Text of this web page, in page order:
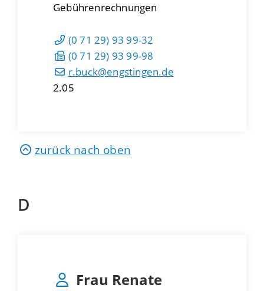
Gebührenrechnungen
(0 71 29) 93 99-32
(0 71 29) 93 99-98
r.buck@engstingen.de
2.05
zurück nach oben
D
Frau Renate